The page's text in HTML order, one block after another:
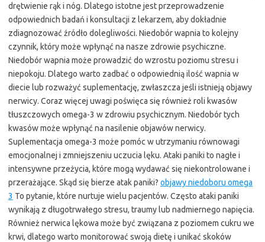
drętwienie rąk i nóg. Dlatego istotne jest przeprowadzenie
odpowiednich badań i konsultacji z lekarzem, aby dokładnie
zdiagnozować źródło dolegliwości. Niedobór wapnia to kolejny
czynnik, który może wpłynąć na nasze zdrowie psychiczne.
Niedobór wapnia może prowadzić do wzrostu poziomu stresu i
niepokoju. Dlatego warto zadbać o odpowiednią ilość wapnia w
diecie lub rozważyć suplementację, zwłaszcza jeśli istnieją objawy
nerwicy. Coraz więcej uwagi poświęca się również roli kwasów
tłuszczowych omega-3 w zdrowiu psychicznym. Niedobór tych
kwasów może wpłynąć na nasilenie objawów nerwicy.
Suplementacja omega-3 może pomóc w utrzymaniu równowagi
emocjonalnej i zmniejszeniu uczucia lęku. Ataki paniki to nagłe i
intensywne przeżycia, które mogą wydawać się niekontrolowane i
przerażające. Skąd się bierze atak paniki? objawy niedoboru omega
3 To pytanie, które nurtuje wielu pacjentów. Często ataki paniki
wynikają z długotrwałego stresu, traumy lub nadmiernego napięcia.
Również nerwica lękowa może być związana z poziomem cukru we
krwi, dlatego warto monitorować swoją dietę i unikać skoków